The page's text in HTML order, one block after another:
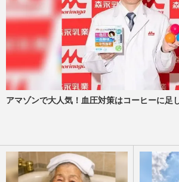
アマゾンで大人気！血圧対策はコーヒーに足